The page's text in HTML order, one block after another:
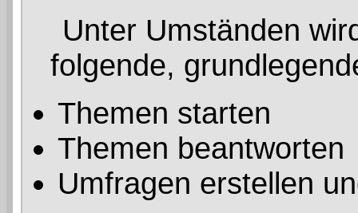
Unter Umständen
folgende,
Themen starten
Themen beantworten
Umfragen erstellen